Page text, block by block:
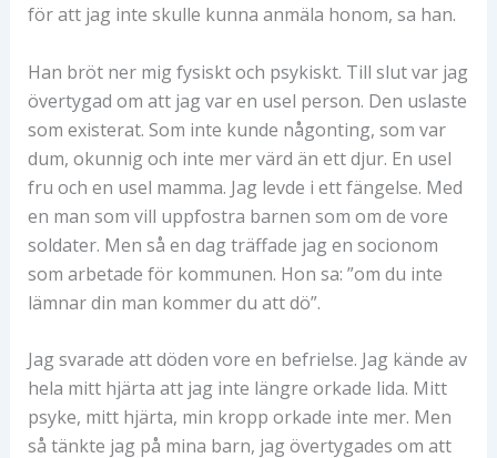
för att jag inte skulle kunna anmäla honom, sa han.
Han bröt ner mig fysiskt och psykiskt. Till slut var jag
övertygad om att jag var en usel person. Den uslaste
som existerat. Som inte kunde någonting, som var
dum, okunnig och inte mer värd än ett djur. En usel
fru och en usel mamma. Jag levde i ett fängelse. Med
en man som vill uppfostra barnen som om de vore
soldater. Men så en dag träffade jag en socionom
som arbetade för kommunen. Hon sa: ”om du inte
lämnar din man kommer du att dö”.
Jag svarade att döden vore en befrielse. Jag kände av
hela mitt hjärta att jag inte längre orkade lida. Mitt
psyke, mitt hjärta, min kropp orkade inte mer. Men
så tänkte jag på mina barn, jag övertygades om att